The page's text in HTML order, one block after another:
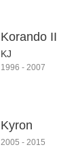
Korando II
KJ
1996 - 2007
Kyron
2005 - 2015